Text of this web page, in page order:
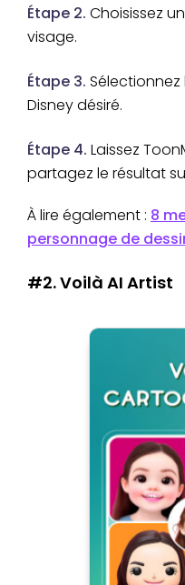
Étape 2. Choisissez
visage.
Étape 3.
Disney désiré.
Étape 4. Laissez
partagez le résultat
À lire également : 8
personnage de
#2. Voilà AI Artist